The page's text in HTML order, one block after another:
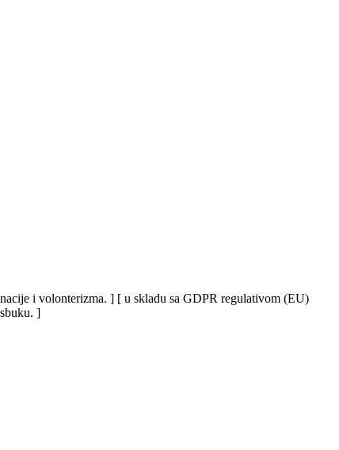
i volonterizma. ] [ u skladu sa GDPR regulativom (EU)
]